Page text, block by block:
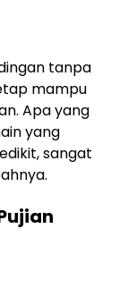
tanpa
mampu
Apa yang
yang
sangat